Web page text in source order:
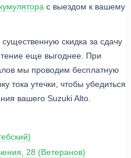
с выездом к вашему
скидка за сдачу
еще выгоднее. При
мы проводим бесплатную
тока утечки, чтобы убедиться
вашего Suzuki Alto.
28 (Ветеранов)